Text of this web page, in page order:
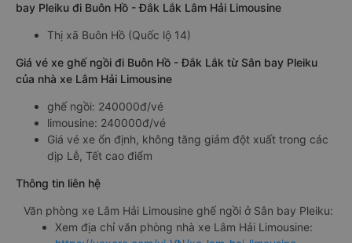
bay Pleiku đi Buôn Hồ - Đắk Lắk Lâm Hải Limousine
Thị xã Buôn Hồ (Quốc lộ 14)
Giá vé xe ghế ngồi đi Buôn Hồ - Đắk Lắk từ Sân bay Pleiku
của nhà xe Lâm Hải Limousine
ghế ngồi: 240000đ/vé
limousine: 240000đ/vé
Giá vé xe ổn định, không tăng giảm đột xuất trong các
dịp Lễ, Tết cao điểm
Thông tin liên hệ
Văn phòng xe Lâm Hải Limousine ghế ngồi ở Sân bay Pleiku:
Xem địa chỉ văn phòng nhà xe Lâm Hải Limousine: